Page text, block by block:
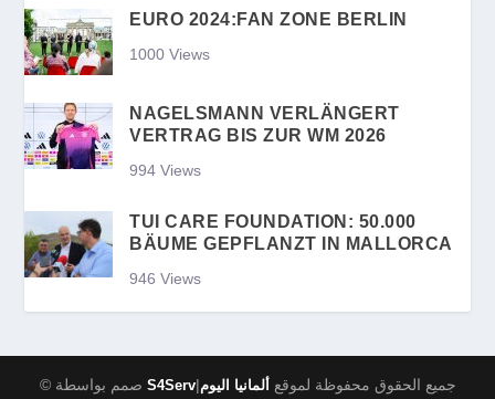
EURO 2024:FAN ZONE BERLIN
1000 Views
NAGELSMANN VERLÄNGERT
VERTRAG BIS ZUR WM 2026
994 Views
TUI CARE FOUNDATION: 50.000
BÄUME GEPFLANZT IN MALLORCA
946 Views
S4Serv |جميع الحقوق محفوظة لموقعألمانيا اليوم